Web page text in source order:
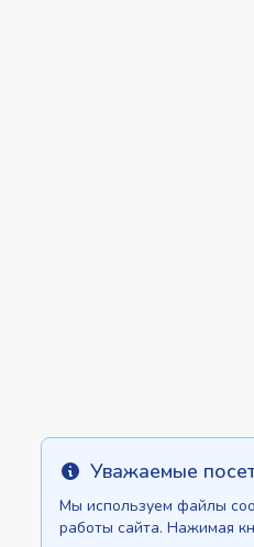
Info Уважаемые
Мы используем файлы
работы сайта. Нажимая